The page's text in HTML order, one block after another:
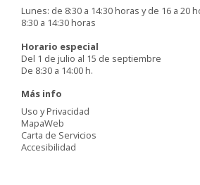
Lunes: de 8:30 a 14:30 horas y de 16 a 20
8:30 a 14:30 horas
Horario especial
Del 1 de julio al 15 de septiembre
De 8:30 a 14:00 h.
Más info
Uso y Privacidad
MapaWeb
Carta de Servicios
Accesibilidad